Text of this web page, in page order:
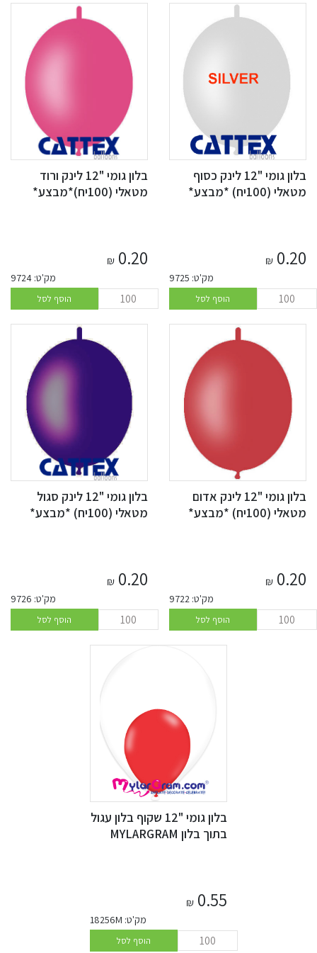
בלון גומי "12 לינק כסוף
מטאלי (100יח) *מבצע*
0.20
₪
מק'ט: 9725
הוסף לסל
בלון גומי "12 לינק ורוד
מטאלי (100יח)*מבצע*
0.20
₪
מק'ט: 9724
הוסף לסל
בלון גומי "12 לינק אדום
מטאלי (100יח) *מבצע*
0.20
₪
מק'ט: 9722
הוסף לסל
בלון גומי "12 לינק סגול
מטאלי (100יח) *מבצע*
0.20
₪
מק'ט: 9726
הוסף לסל
בלון גומי "12 שקוף בלון עגול
בתוך בלון MYLARGRAM
0.55
₪
מק'ט: 18256M
הוסף לסל